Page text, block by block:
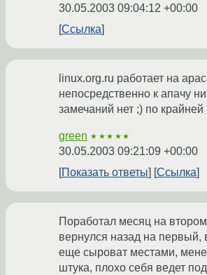
30.05.2003 09:04:12 +00:00
Ссылка
linux.org.ru работает на
непосредственно к апачу
замечаний нет ;) по
green ★★★★★
30.05.2003 09:21:09 +00:00
Показать ответы
Ссылка
Поработал месяц на
вернулся назад на первый,
еще сыроват местами,
штука, плохо себя ведет